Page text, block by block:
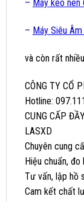
– Máy kéo
– Máy Siêu
và còn rất
CÔNG TY CỔ
Hotline:
CUNG CẤP
LASXD
Chuyên cung
Hiệu chuẩn,
Tư vấn, lập hồ
Cam kết chất